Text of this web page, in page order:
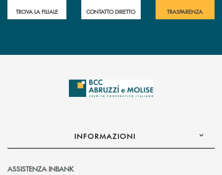
TROVA LA FILIALE CONTATTO DIRETTO TRASPARENZA
INFORMAZIONI
ASSISTENZA INBANK